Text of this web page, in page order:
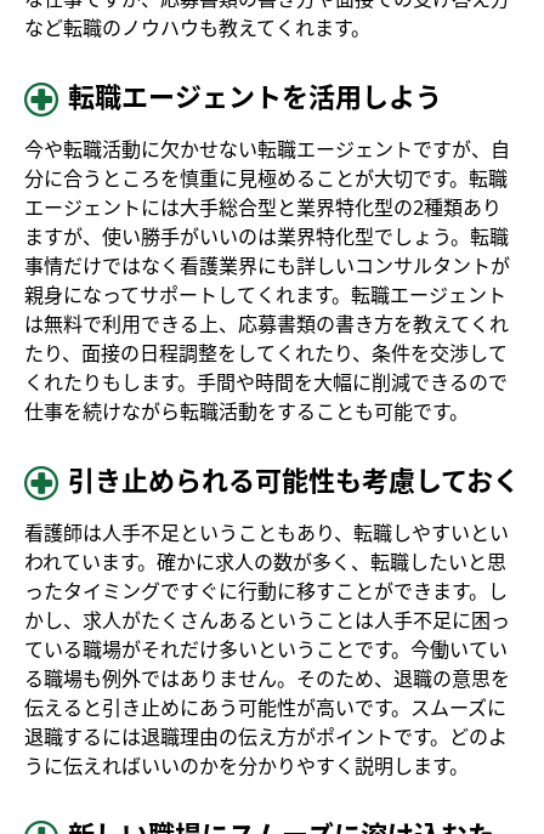
など転職のノウハウも教えてくれます。
転職エージェントを活用しよう
今や転職活動に欠かせない転職エージェントですが、自
分に合うところを慎重に見極めることが大切です。転職
エージェントには大手総合型と業界特化型の2種類あり
ますが、使い勝手がいいのは業界特化型でしょう。転職
事情だけではなく看護業界にも詳しいコンサルタントが
親身になってサポートしてくれます。転職エージェント
は無料で利用できる上、応募書類の書き方を教えてくれ
たり、面接の日程調整をしてくれたり、条件を交渉して
くれたりもします。手間や時間を大幅に削減できるので
仕事を続けながら転職活動をすることも可能です。
引き止められる可能性も考慮しておく
看護師は人手不足ということもあり、転職しやすいとい
われています。確かに求人の数が多く、転職したいと思
ったタイミングですぐに行動に移すことができます。し
かし、求人がたくさんあるということは人手不足に困っ
ている職場がそれだけ多いということです。今働いてい
る職場も例外ではありません。そのため、退職の意思を
伝えると引き止めにあう可能性が高いです。スムーズに
退職するには退職理由の伝え方がポイントです。どのよ
うに伝えればいいのかを分かりやすく説明します。